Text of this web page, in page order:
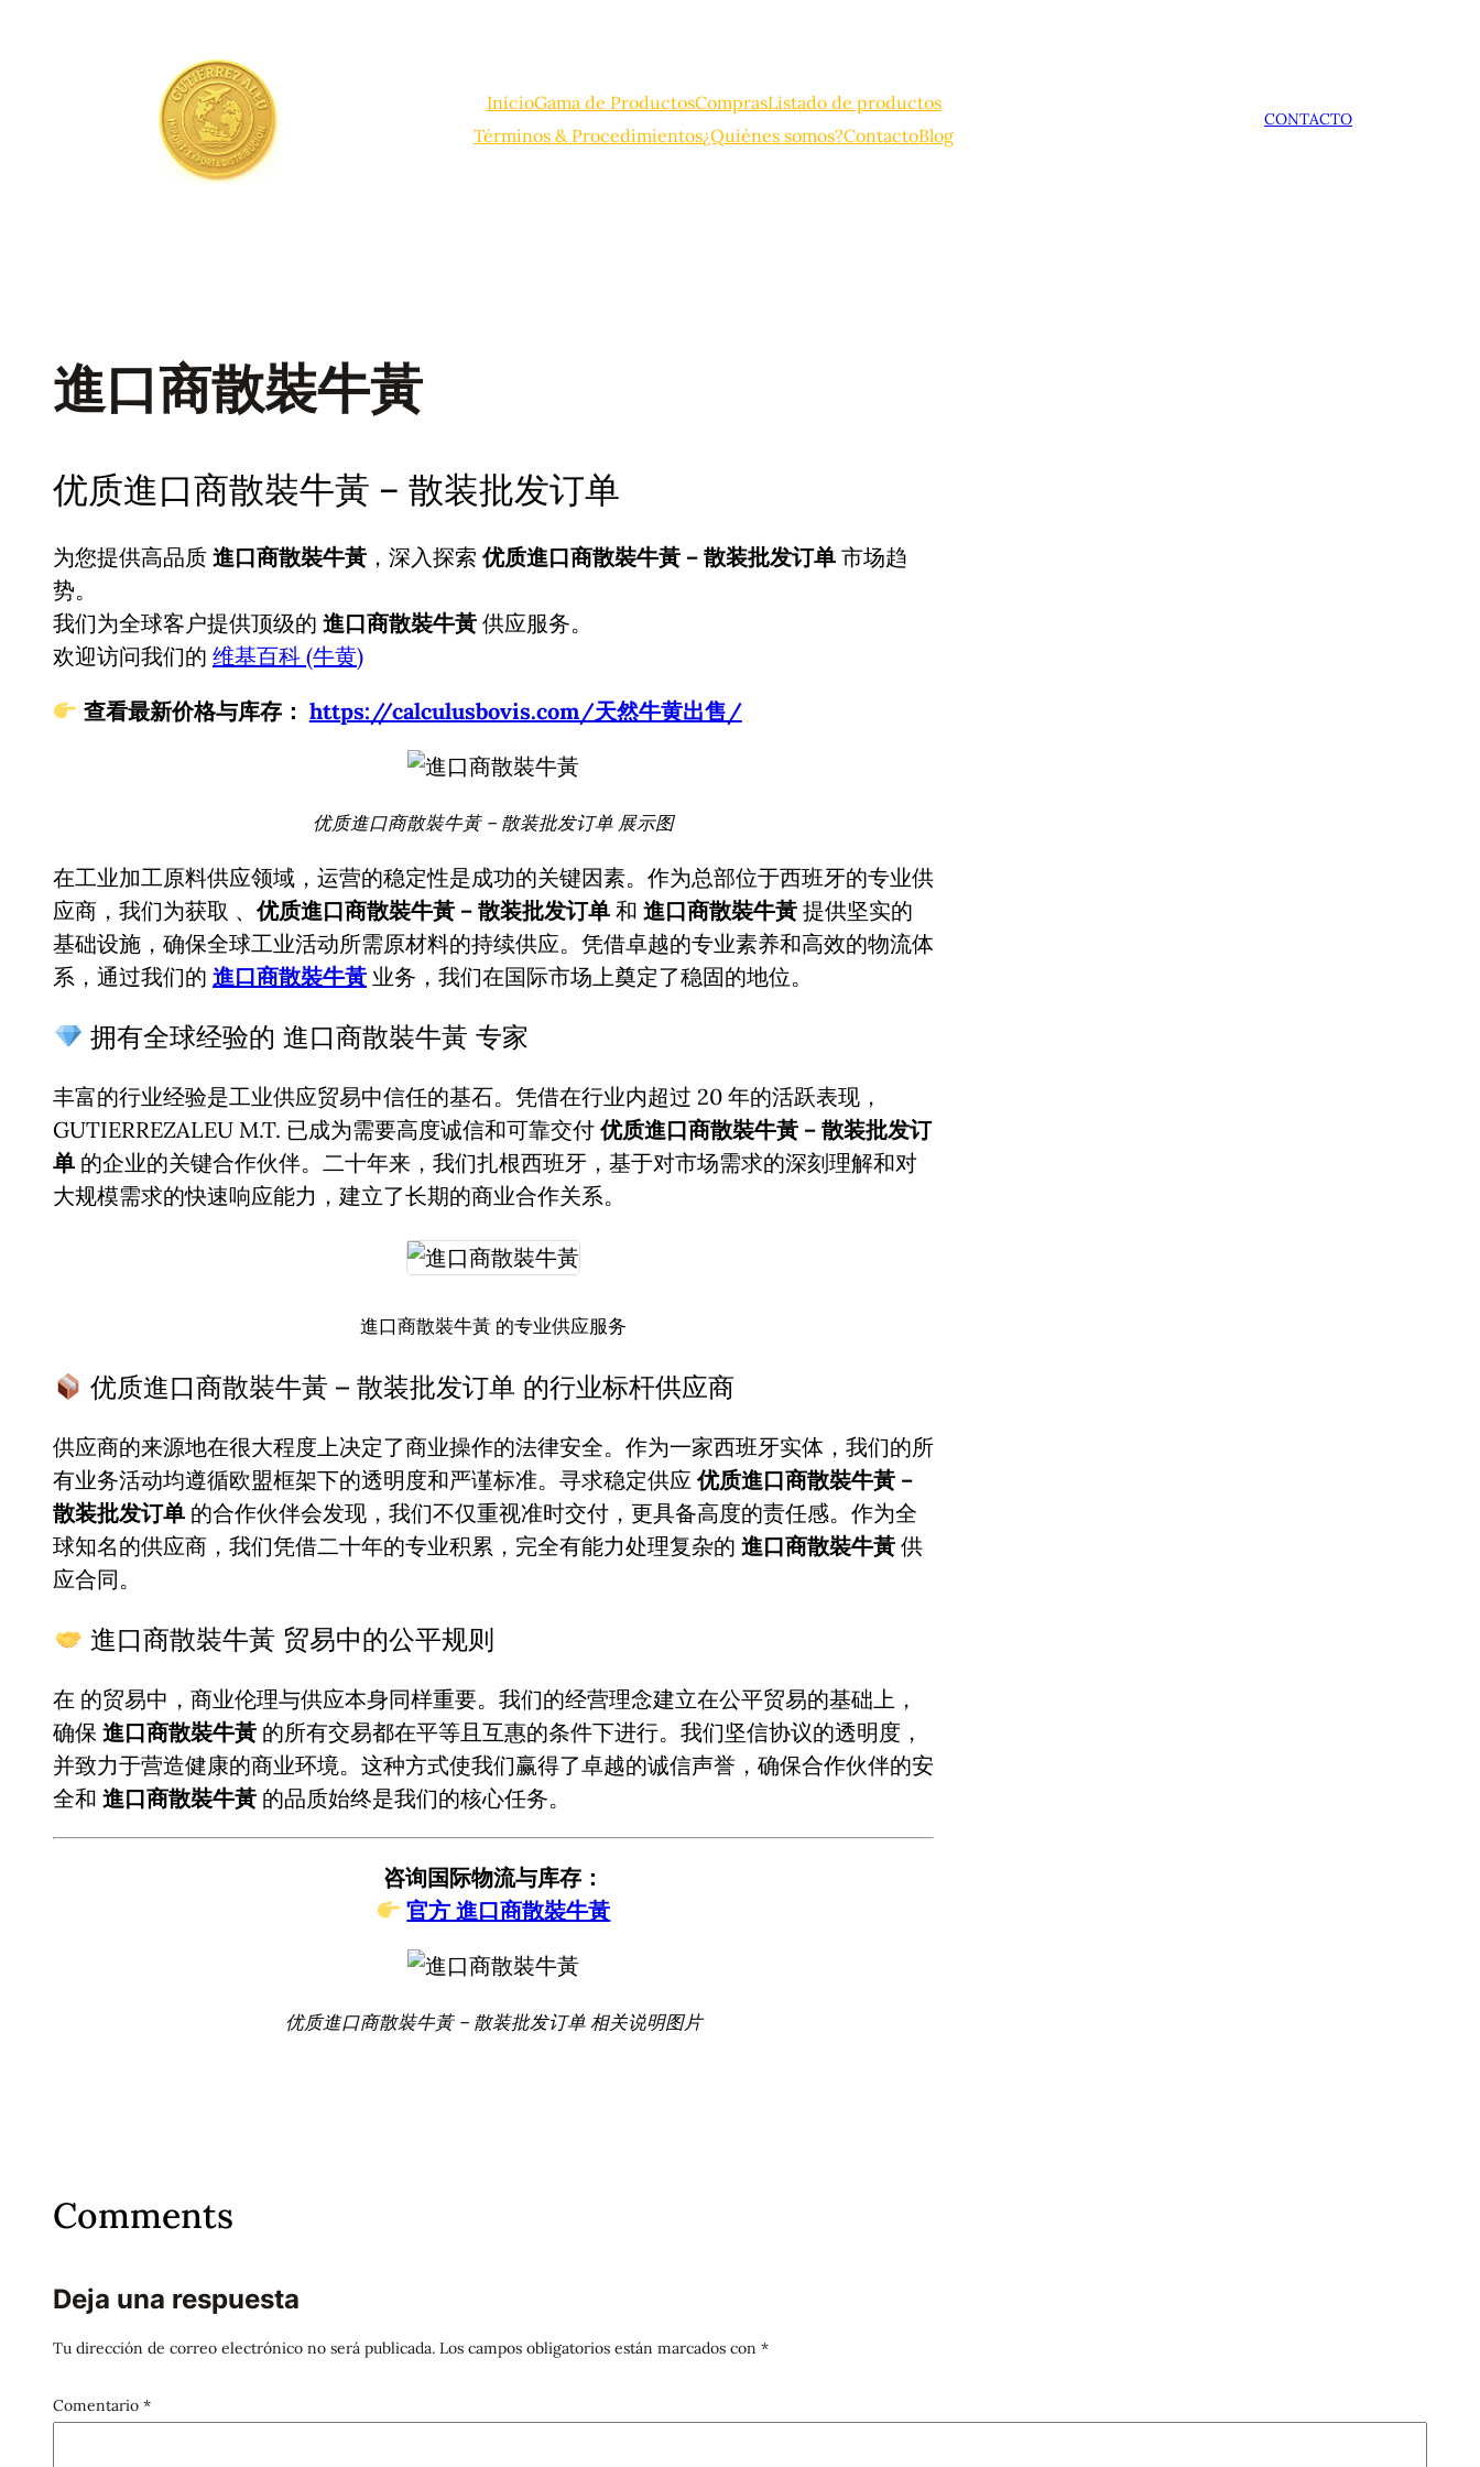
InicioGama de ProductosComprasListado de productos
Términos & Procedimientos¿Quiénes somos?ContactoBlog
CONTACTO
進口商散裝牛黃
优质進口商散裝牛黃 – 散装批发订单
为您提供高品质 進口商散裝牛黃 ，深入探索优质進口商散裝牛黃 – 散装批发订单 市场趋
势。
我们为全球客户提供顶级的 進口商散裝牛黃 供应服务。
欢迎访问我们的 维基百科 (牛黄)
查看最新价格与库存： https://calculusbovis.com/天然牛黄出售/
优质進口商散裝牛黃 – 散装批发订单 展示图
在工业加工原料供应领域，运营的稳定性是成功的关键因素。作为总部位于西班牙的专业供
应商，我们为获取 、优质進口商散裝牛黃 – 散装批发订单 和 進口商散裝牛黃 提供坚实的
基础设施，确保全球工业活动所需原材料的持续供应。凭借卓越的专业素养和高效的物流体
系，通过我们的 進口商散裝牛黃 业务，我们在国际市场上奠定了稳固的地位。
拥有全球经验的 進口商散裝牛黃 专家
丰富的行业经验是工业供应贸易中信任的基石。凭借在行业内超过 20 年的活跃表现，
GUTIERREZALEU M.T. 已成为需要高度诚信和可靠交付优质進口商散裝牛黃 – 散装批发订
单 的企业的关键合作伙伴。二十年来，我们扎根西班牙，基于对市场需求的深刻理解和对
大规模需求的快速响应能力，建立了长期的商业合作关系。
進口商散裝牛黃 的专业供应服务
优质進口商散裝牛黃 – 散装批发订单 的行业标杆供应商
供应商的来源地在很大程度上决定了商业操作的法律安全。作为一家西班牙实体，我们的所
有业务活动均遵循欧盟框架下的透明度和严谨标准。寻求稳定供应优质進口商散裝牛黃 –
散装批发订单 的合作伙伴会发现，我们不仅重视准时交付，更具备高度的责任感。作为全
球知名的供应商，我们凭借二十年的专业积累，完全有能力处理复杂的 進口商散裝牛黃 供
应合同。
進口商散裝牛黃 贸易中的公平规则
在 的贸易中，商业伦理与供应本身同样重要。我们的经营理念建立在公平贸易的基础上，
确保 進口商散裝牛黃 的所有交易都在平等且互惠的条件下进行。我们坚信协议的透明度，
并致力于营造健康的商业环境。这种方式使我们赢得了卓越的诚信声誉，确保合作伙伴的安
全和 進口商散裝牛黃 的品质始终是我们的核心任务。
咨询国际物流与库存：
官方 進口商散裝牛黃
优质進口商散裝牛黃 – 散装批发订单 相关说明图片
Comments
Deja una respuesta
Tu dirección de correo electrónico no será publicada. Los campos obligatorios están marcados con *
Comentario *